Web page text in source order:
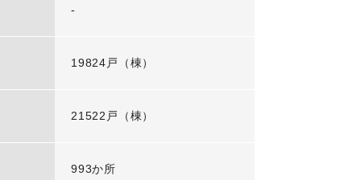
-
19824戸（棟）
21522戸（棟）
993か所